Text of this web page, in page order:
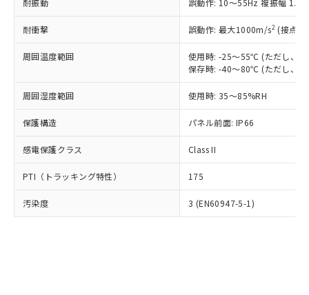
耐振動 誤動作: 10～55Hz 複振幅
耐衝撃 誤動作: 最大1000m/s2 (接点
周囲温度範囲
使用時: -25～55℃ (ただし、氷
保存時: -40～80℃ (ただし、氷
周囲湿度範囲 使用時: 35～85%RH
保護構造 パネル前面: IP66
感電保護クラス Class II
PTI（トラッキング特性） 175
汚染度 3 (EN60947-5-1)
正式な納期状況および標準価格はお客
様のお取引先、またはお客様担当のオ
ムロン制御機器販売店・当社販売員に
オムロン制御機器販売店や当社販売拠
販売ネットワーク
」をご確認
在庫状況および標準価格結果を当社の
事前の承諾なく第三者に漏洩または開
示しないようお願いします。
マイパーツ機能（部品リスト作成サー
ビス）をご利用いただくには、I-Web
メンバーズにご登録されている必要が
お客様が当ウェブサイト上で当社にご
但し、RoHS指令で産業用監視および制御機器に対する
適用除外項目は除く。
フタル酸エステル類の４物質については閾値を超える意
図的な使用がないことを確認しています。
部品在庫の切り替え状況などにより、予定
月が前後することがあります。
※3 非含有証明書ダウンロード
DBP(フタル酸ジブチル) : 1000ppm、 DIBP(フタル酸ジ
イソブチル) : 1000ppm、 BBP(フタル酸ブチルベンジ
DEHP(フタル酸ビス(2-エチルヘキシル)) : 1000ppm
準値以下であることを示します。
「10」：通常の使用状況下において有害物
質が外部に漏えいし、環境に深刻な影響を
及ぼさない年数を意味します。
「－」：未確認です。当社販売部門へお問
全に破砕するなど、違法に輸出されな
いよう必要な手段を講じます。
当社は貴社製品を、核兵器、ミサイ
ル、化学兵器、生物兵器またはその他
武器並びにこれらの製造装置等に一切
当社は、貴社製品を第三者に販売する
場合は、上記1、2および3の内容を当
該第三者に通知します。また当社は、
販売先および販売に係わる関係者が違
法に輸出するおそれがある場合は、取
り引きをいたしません。
一定数には満たないが在庫あり
－
在庫なし(最新の在庫状況につ
いては、お客様のお取引先、ま
たはお客様担当のオムロン制御
機器販売店・当社販売員にご確
空
受注生産機種、また在庫状況の
情報を公開していない機種